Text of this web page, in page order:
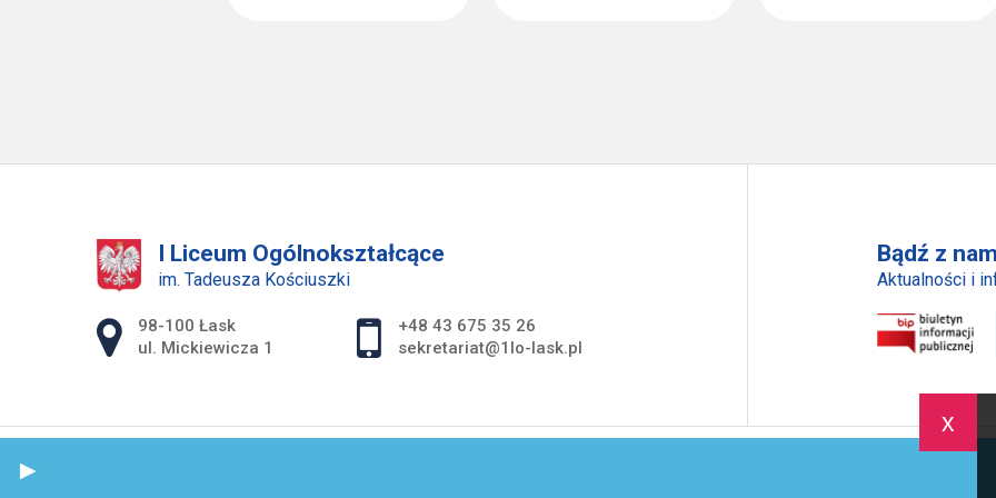
x
I Liceum Ogólnokształcące
im. Tadeusza Kościuszki
Adres pocztowy:
98-100 Łask
ul. Mickiewicza 1
+48 43 675 35 26
sekretariat@1lo-lask.pl
Bądź z
Aktualności i